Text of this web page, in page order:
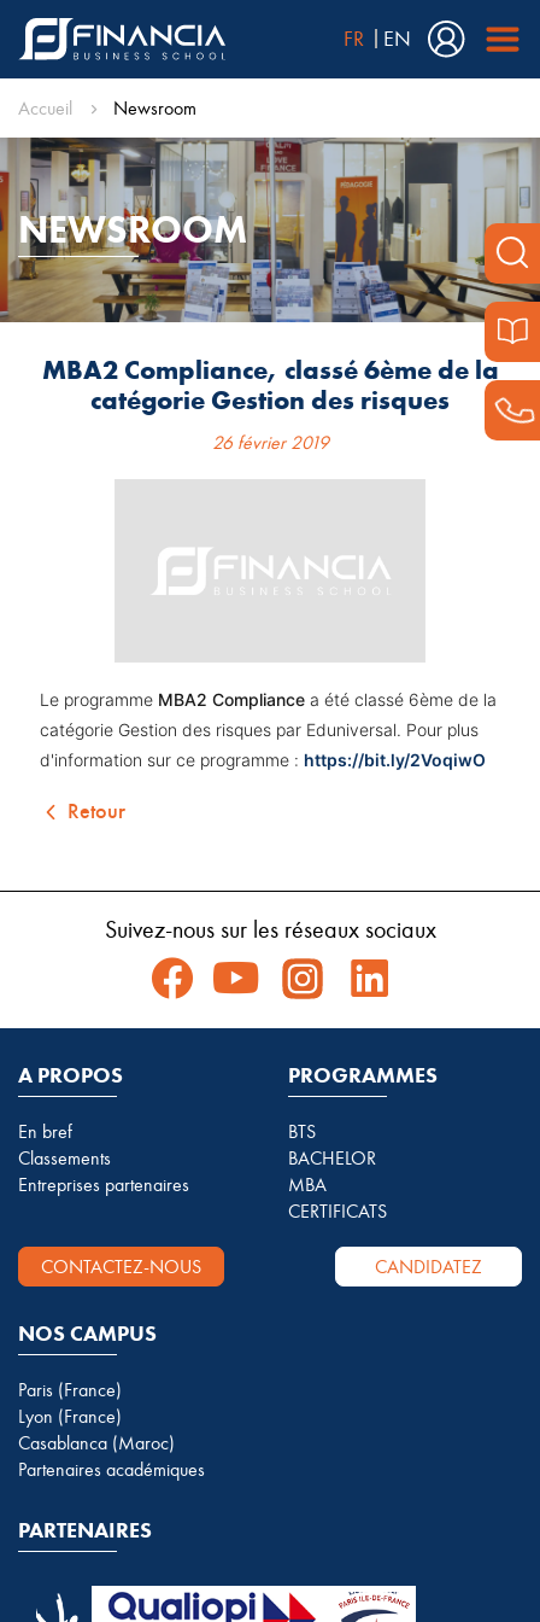
FR EN
Accueil Newsroom
NEWSROOM
MBA2 Compliance, classé 6ème de la
catégorie Gestion des risques
26 février 2019
Le programme MBA2 Compliance a été classé 6ème de la
catégorie Gestion des risques par Eduniversal. Pour plus
d'information sur ce programme : https://bit.ly/2VoqiwO
Retour
Suivez-nous sur les réseaux sociaux
A PROPOS
En bref
Classements
Entreprises partenaires
PROGRAMMES
BTS
BACHELOR
MBA
CERTIFICATS
CONTACTEZ-NOUS CANDIDATEZ
NOS CAMPUS
Paris (France)
Lyon (France)
Casablanca (Maroc)
Partenaires académiques
PARTENAIRES